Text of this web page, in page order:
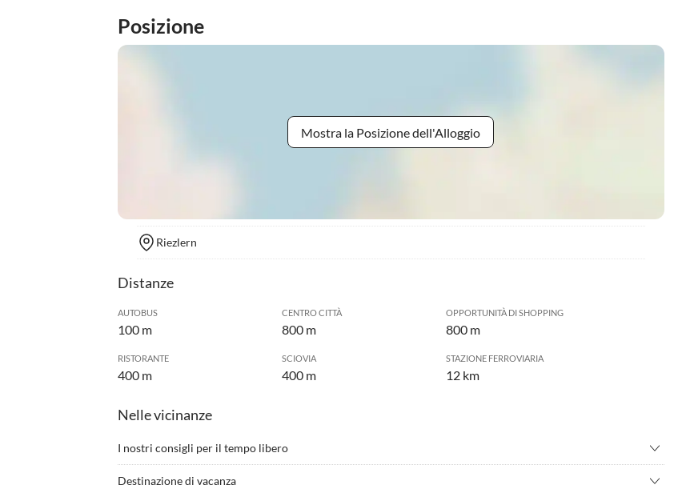
Posizione
Mostra la Posizione dell'Alloggio
Riezlern
Distanze
AUTOBUS
100 m
CENTRO CITTÀ
800 m
OPPORTUNITÀ DI SHOPPING
800 m
RISTORANTE
400 m
SCIOVIA
400 m
STAZIONE FERROVIARIA
12 km
Nelle vicinanze
I nostri consigli per il tempo libero
Destinazione di vacanza